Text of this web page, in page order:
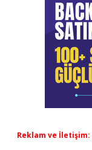
Reklam ve İletişim: